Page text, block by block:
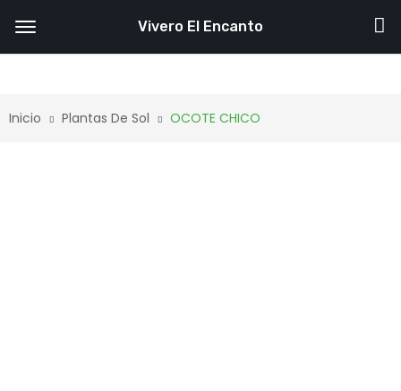
Inicio Plantas De Sol OCOTE CHICO
Vivero El Encanto